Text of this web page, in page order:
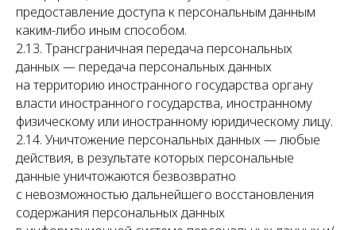
предоставление доступа к персональным данным
каким-либо иным способом.
2.13. Трансграничная передача персональных
данных — передача персональных данных
на территорию иностранного государства органу
власти иностранного государства, иностранному
физическому или иностранному юридическому лицу.
2.14. Уничтожение персональных данных — любые
действия, в результате которых персональные
данные уничтожаются безвозвратно
с невозможностью дальнейшего восстановления
содержания персональных данных